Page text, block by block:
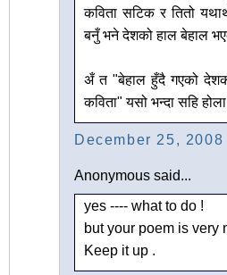
कविता सटिक र तितो
बनुँ भने देशको हाल बेहाल
अँ त "बेहाल हुँदै गएको
कविता" यसो भन्दा सहि
December 25, 2008
Anonymous said...
yes ---- what to do !
but your poem is very
Keep it up .